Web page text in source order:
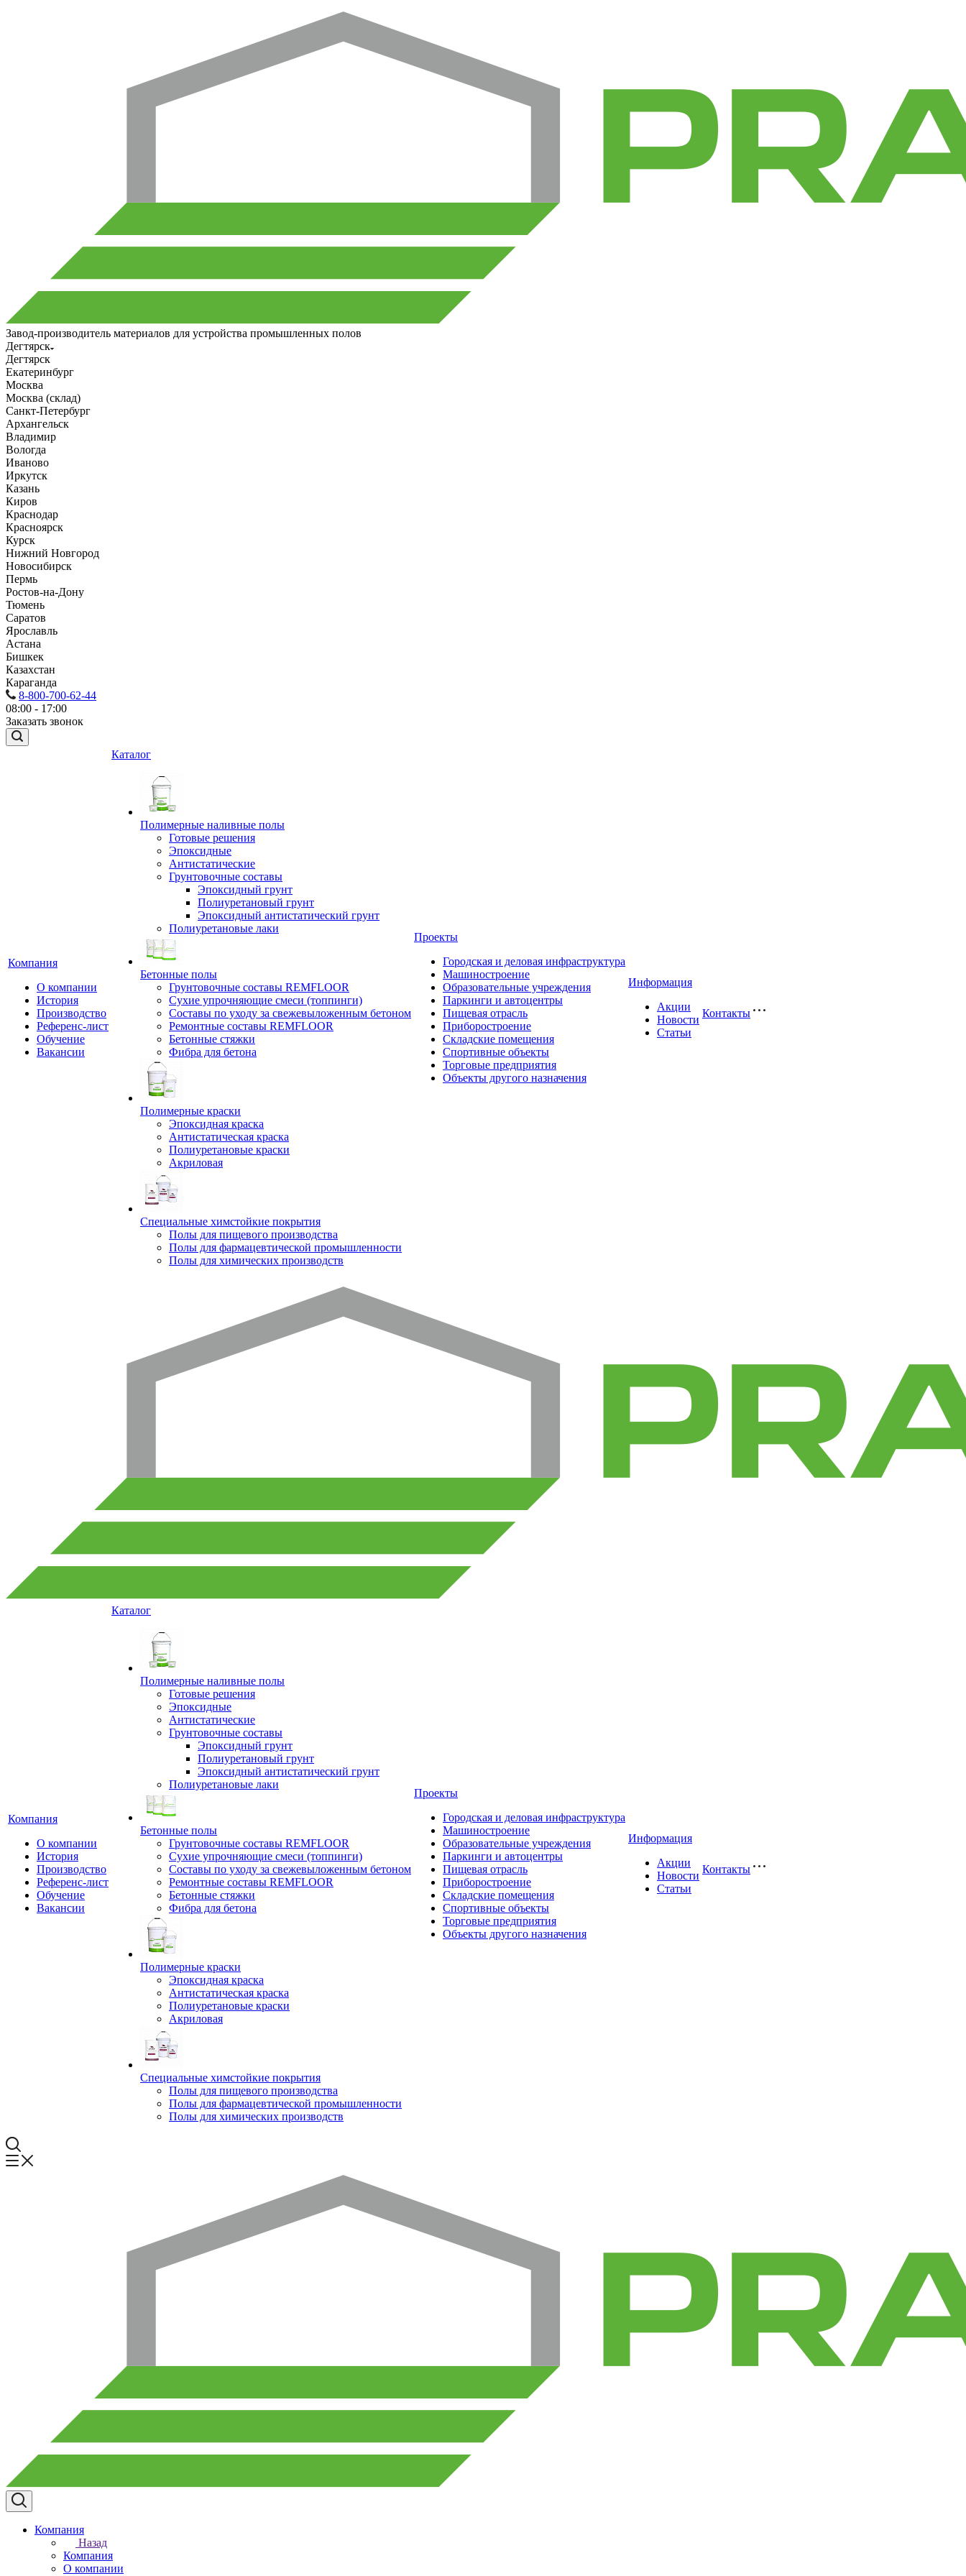
Завод-производитель материалов для устройства промышленных полов
Дегтярск
Дегтярск
Екатеринбург
Москва
Москва (склад)
Санкт-Петербург
Архангельск
Владимир
Вологда
Иваново
Иркутск
Казань
Киров
Краснодар
Красноярск
Курск
Нижний Новгород
Новосибирск
Пермь
Ростов-на-Дону
Тюмень
Саратов
Ярославль
Астана
Бишкек
Казахстан
Караганда
8-800-700-62-44
08:00 - 17:00
Заказать звонок
Компания
О компании
История
Производство
Референс-лист
Обучение
Вакансии
Каталог
Полимерные наливные полы
Готовые решения
Эпоксидные
Антистатические
Грунтовочные составы
Эпоксидный грунт
Полиуретановый грунт
Эпоксидный антистатический грунт
Полиуретановые лаки
Бетонные полы
Грунтовочные составы REMFLOOR
Сухие упрочняющие смеси (топпинги)
Составы по уходу за свежевыложенным бетоном
Ремонтные составы REMFLOOR
Бетонные стяжки
Фибра для бетона
Полимерные краски
Эпоксидная краска
Антистатическая краска
Полиуретановые краски
Акриловая
Специальные химстойкие покрытия
Полы для пищевого производства
Полы для фармацевтической промышленности
Полы для химических производств
Проекты
Городская и деловая инфраструктура
Машиностроение
Образовательные учреждения
Паркинги и автоцентры
Пищевая отрасль
Приборостроение
Складские помещения
Спортивные объекты
Торговые предприятия
Объекты другого назначения
Информация
Акции
Новости
Статьи
Контакты
Компания
О компании
История
Производство
Референс-лист
Обучение
Вакансии
Каталог
Полимерные наливные полы
Готовые решения
Эпоксидные
Антистатические
Грунтовочные составы
Эпоксидный грунт
Полиуретановый грунт
Эпоксидный антистатический грунт
Полиуретановые лаки
Бетонные полы
Грунтовочные составы REMFLOOR
Сухие упрочняющие смеси (топпинги)
Составы по уходу за свежевыложенным бетоном
Ремонтные составы REMFLOOR
Бетонные стяжки
Фибра для бетона
Полимерные краски
Эпоксидная краска
Антистатическая краска
Полиуретановые краски
Акриловая
Специальные химстойкие покрытия
Полы для пищевого производства
Полы для фармацевтической промышленности
Полы для химических производств
Проекты
Городская и деловая инфраструктура
Машиностроение
Образовательные учреждения
Паркинги и автоцентры
Пищевая отрасль
Приборостроение
Складские помещения
Спортивные объекты
Торговые предприятия
Объекты другого назначения
Информация
Акции
Новости
Статьи
Контакты
Компания
Назад
Компания
О компании